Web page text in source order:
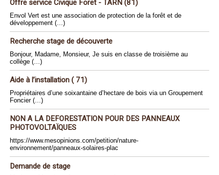
Offre service Civique Foret - TARN (81)
Envol Vert est une association de protection de la forêt et de
développement (…)
Recherche stage de découverte
Bonjour, Madame, Monsieur, Je suis en classe de troisième au
collège (…)
Aide à l’installation ( 71)
Propriétaires d’une soixantaine d’hectare de bois via un Groupement
Foncier (…)
NON A LA DEFORESTATION POUR DES PANNEAUX
PHOTOVOLTAÏQUES
https://www.mesopinions.com/petition/nature-
environnement/panneaux-solaires-plac
Demande de stage